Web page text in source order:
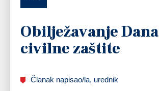
Obilježavanje Dana
civilne zaštite
Članak napisao/la, urednik